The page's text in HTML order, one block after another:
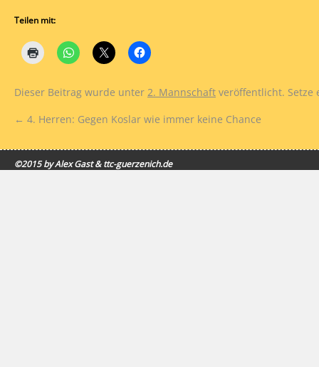
Teilen mit:
Dieser Beitrag wurde unter 2. Mannschaft veröffentlicht. Setze
← 4. Herren: Gegen Koslar wie immer keine Chance
©2015 by Alex Gast & ttc-guerzenich.de